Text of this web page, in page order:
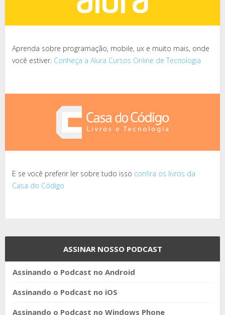
Aprenda sobre programação, mobile, ux e muito mais, onde
você estiver. Conheça a Alura Cursos Online de Tecnologia
E se você preferir ler sobre tudo isso confira os livros da
Casa do Código
ASSINAR NOSSO PODCAST
Assinando o Podcast no Android
Assinando o Podcast no iOS
Assinando o Podcast no Windows Phone